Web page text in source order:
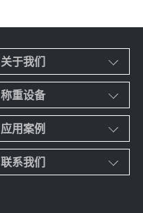
关于我们
称重设备
应用案例
联系我们